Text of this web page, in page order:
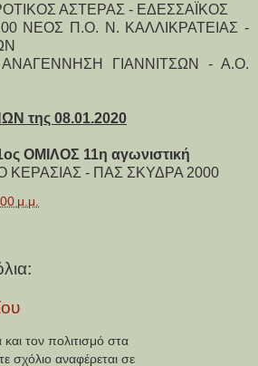
ΑΣΤΕΡΑΣ - ΕΔΕΣΣΑΪΚΟΣ
ΝΕΟΣ Π.Ο. Ν. ΚΑΛΛΙΚΡΑΤΕΙΑΣ -
ΑΝΑΓΕΝΝΗΣΗ ΓΙΑΝΝΙΤΣΩΝ - Α.Ο.
της 08.01.2020
ΟΜΙΛΟΣ 11η αγωνιστική
ΚΕΡΑΣΙΑΣ - ΠΑΣ ΣΚΥΔΡΑ 2000
μ.μ.
τον πολιτισμό στα
σχόλιο αναφέρεται σε